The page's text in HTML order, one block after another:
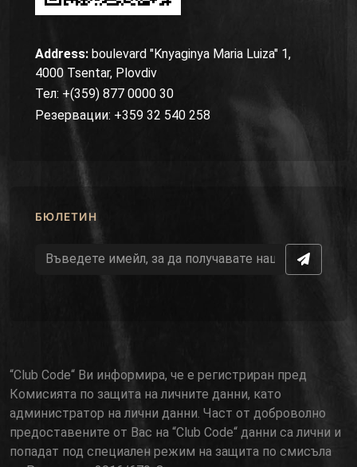
Address: boulevard "Knyaginya Maria Luiza" 1,
4000 Tsentar, Plovdiv
Тел: +(359) 877 0000 30
Резервации: +359 32 540 258
БЮЛЕТИН
“Club Code“ Ви информира, че е регистриран пред
Комисията по защита на личните данни, като
администратор на лични данни. Част от доброволно
предоставените от Вас на “Club Code“ данни са лични и
попадат под специален режим на защита по смисъла